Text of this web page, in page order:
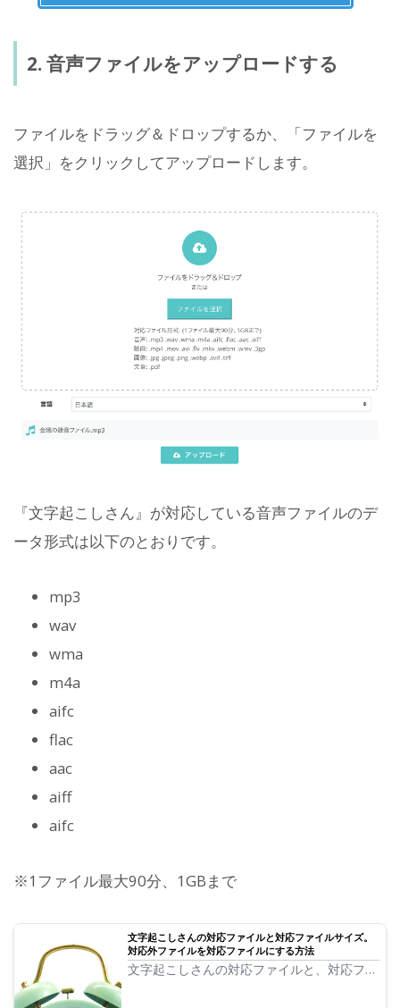
2. 音声ファイルをアップロードする
ファイルをドラッグ＆ドロップするか、「ファイルを
選択」をクリックしてアップロードします。
『文字起こしさん』が対応している音声ファイルのデ
ータ形式は以下のとおりです。
mp3
wav
wma
m4a
aifc
flac
aac
aiff
aifc
※1ファイル最大90分、1GBまで
文字起こしさんの対応ファイルと対応ファイルサイズ。
対応外ファイルを対応ファイルにする方法
文字起こしさんの対応ファイルと、対応ファ